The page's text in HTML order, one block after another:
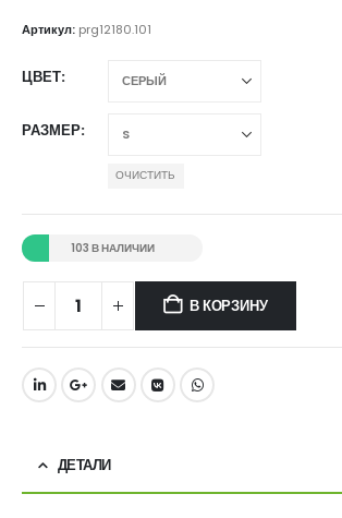
Артикул: prg12180.101
ЦВЕТ
РАЗМЕР
ОЧИСТИТЬ
103 В НАЛИЧИИ
В КОРЗИНУ
ДЕТАЛИ